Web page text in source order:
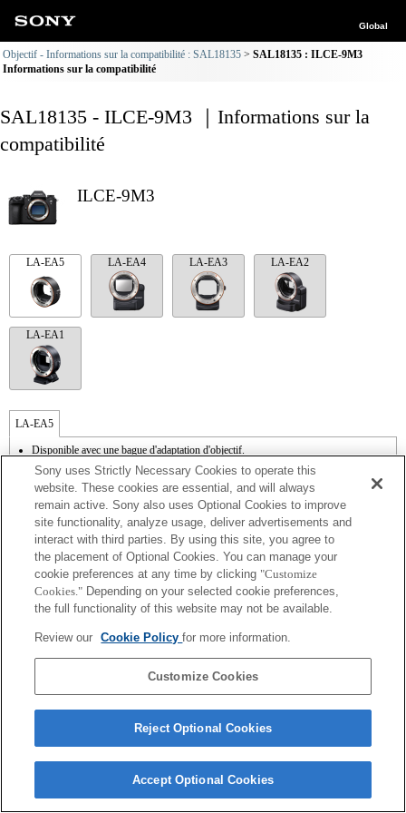
Global
Objectif - Informations sur la compatibilité : SAL18135
SAL18135 : ILCE-9M3
Informations sur la compatibilité
SAL18135 - ILCE-9M3 ｜Informations sur la
compatibilité
ILCE-9M3
LA-EA5 LA-EA4 LA-EA3 LA-EA2
LA-EA1
LA-EA5
Disponible avec une bague d'adaptation d'objectif.
Le son de fonctionnement du diaphragme est enregistré à l'aide du microphone
interne.
Outside the A (Aperture priority), S (Shutter priority), and M (Manual) modes, the
shutter speed and the aperture can not be adjusted during the movie recording.
L'angle de vue sera plus étroit jusqu'à celui du format APS-C.
Si vous fixez l'objectif à monture A à l'aide de l'adaptateur, la fonction d'aide à la mise
au point manuelle ne fonctionne pas automatiquement lorsque vous tournez la bague
de mise au point. Vous pouvez agrandir l'image en sélectionnant la fonction [Loupe
mise pt] ou [Aide MF] sur n'importe quelle touche de "Réglag. touche perso".
L'obturateur tactile ne fonctionne pas.
Sony uses Strictly Necessary Cookies to operate this
website. These cookies are essential, and will always
remain active. Sony also uses Optional Cookies to improve
site functionality, analyze usage, deliver advertisements and
interact with third parties. By using this site, you agree to
the placement of Optional Cookies. You can manage your
cookie preferences at any time by clicking "Customize
Cookies." Depending on your selected cookie preferences,
the full functionality of this website may not be available.
Review our Cookie Policyfor more information.
Customize Cookies
Reject Optional Cookies
Accept Optional Cookies